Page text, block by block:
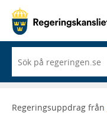
du
börjar
skriva
framträder
Regeringsuppdrag från